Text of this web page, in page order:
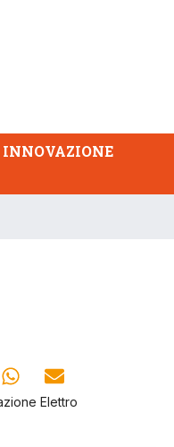
INNOVAZIONE
Elettro